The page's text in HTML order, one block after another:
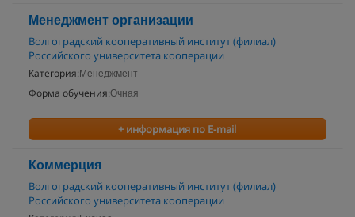
Менеджмент организации
Волгоградский кооперативный институт (филиал)
Российского университета кооперации
Категория: Менеджмент
Форма обучения:Очная
+ информация по E-mail
Коммерция
Волгоградский кооперативный институт (филиал)
Российского университета кооперации